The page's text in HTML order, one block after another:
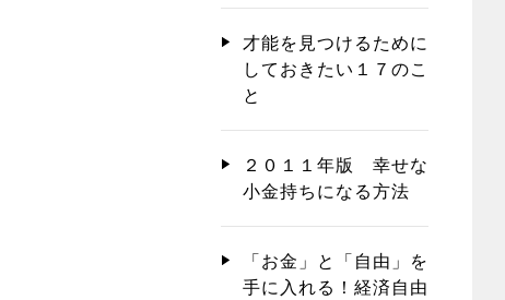
才能を見つけるために
しておきたい１７のこ
と
２０１１年版 幸せな
小金持ちになる方法
「お金」と「自由」を
手に入れる！経済自由